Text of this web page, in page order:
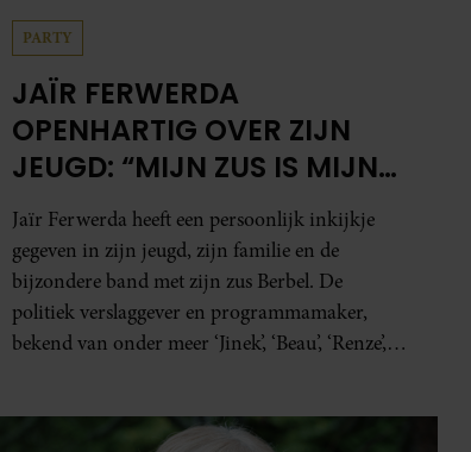
PARTY
JAÏR FERWERDA
OPENHARTIG OVER ZIJN
JEUGD: “MIJN ZUS IS MIJN
MORELE KOMPAS”
Jaïr Ferwerda heeft een persoonlijk inkijkje
gegeven in zijn jeugd, zijn familie en de
bijzondere band met zijn zus Berbel. De
politiek verslaggever en programmamaker,
bekend van onder meer ‘Jinek’, ‘Beau’, ‘Renze’,
carrière. Nog altijd kan hij voor advies bij zijn